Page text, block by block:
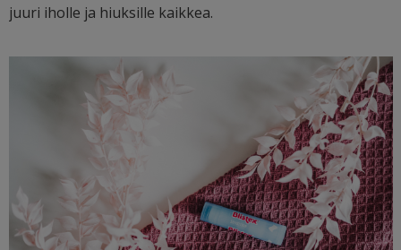
juuri iholle ja hiuksille kaikkea.